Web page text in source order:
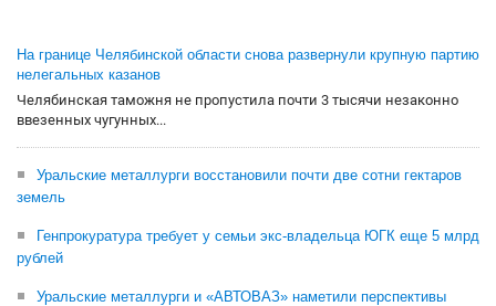
На границе Челябинской области снова развернули крупную партию
нелегальных казанов
Челябинская таможня не пропустила почти 3 тысячи незаконно
ввезенных чугунных...
Уральские металлурги восстановили почти две сотни гектаров
земель
Генпрокуратура требует у семьи экс-владельца ЮГК еще 5 млрд
рублей
Уральские металлурги и «АВТОВАЗ» наметили перспективы